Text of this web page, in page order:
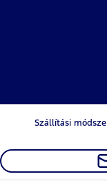
Szállítási